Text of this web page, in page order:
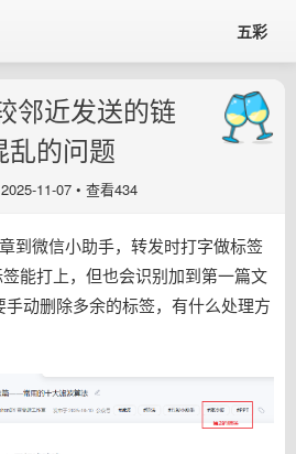
五彩
邻近发送的链
的问题
2025-11-07 • 查看434
到微信小助手，转发时打字做标签
能打上，但也会识别加到第一篇文
动删除多余的标签，有什么处理方